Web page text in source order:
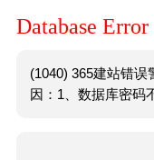
Database Error
(1040) 365建站错
因：1、数据库密码